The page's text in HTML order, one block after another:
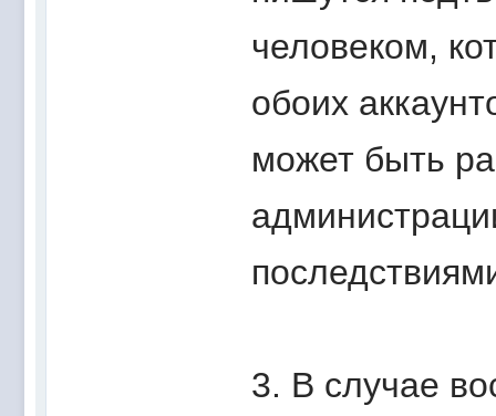
человеком,
обоих
может быть
3. В случае